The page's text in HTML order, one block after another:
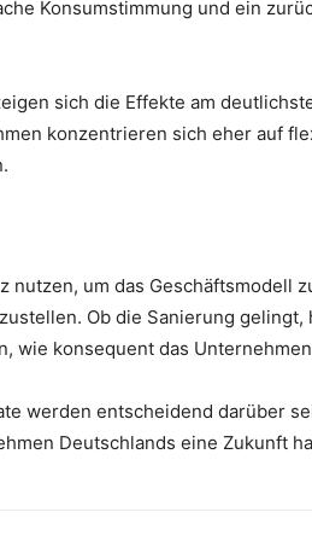
Konsumstimmung und ein
sich die Effekte am
konzentrieren sich eher auf
nutzen, um das Geschäftsmodell
Ob die Sanierung gelingt,
wie konsequent das
werden entscheidend darüber
Deutschlands eine Zukunft